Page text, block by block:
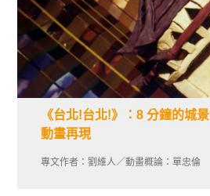
《台北!台北!》：8 分鐘的城
動畫再現
專文作者：劉維人／動畫概論：單忠倫